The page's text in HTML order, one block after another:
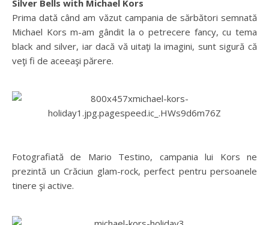
Silver Bells with Michael Kors
Prima dată când am văzut campania de sărbători semnată
Michael Kors m-am gândit la o petrecere fancy, cu tema
black and silver, iar dacă vă uitaţi la imagini, sunt sigură că
veţi fi de aceeaşi părere.
Fotografiată de Mario Testino, campania lui Kors ne
prezintă un Crăciun glam-rock, perfect pentru persoanele
tinere şi active.